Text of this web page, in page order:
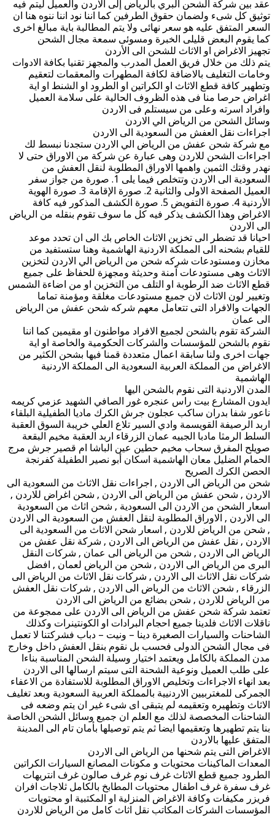
عقد بين شركة الشحن البري بالرياض إلى الاردن والعميل ليتم فيه
توثيق كل شىء ولضمان حقوق الطرفين كما اننا نود اننا ننوه هنا ان
السعر المتفق عليه هو سعر نهائى ولا يتم المطالبة باية مبالغ اخرى
كما يقوم البعض قليلى الخبرة ومسوئى سمعة مجال الشحن
تجهيز الاغراض او الاثاث للشحن الى الأردن
يتم ذلك من خلال فريق العمل المدرب والمجهز تقنيا بكافة الادوات
وخامات التغليف بالاضافة لكافة المطهرات والمعقمات لتعقيم
وتطهير كافة قطع الاثاث او الكراتين او الطرود او الشنط او اية
اغراض حرصا منا فى هذه الظروف الحالية على سلامة العميل
وافراد اسرته وعلى من سيستلم فى الاردن
وسائل الشحن من الرياض الي الاردن
اجراءات نقل العفش من السعودية الى الاردن
مع شركة شحن عفش من الرياض الي الاردن ستجدنا نبسط لك
اجراءات الشحن للاردن وهى عبارة عن شركة من الاوراق حتى لا
نهدر وقتك الثمين واهمها الاوراق المطلوبة لنقل العفش من
السعودية الى الاردن وتتخلص فيما يلى 1. صورة من جواز سفر
العميل الصفحة الاولى والثانية 2. صورة الإقامة 3. صورة الهوية
الأردنية 4. صورة التفويض 5. صورة الكشف المذكور فيه كافة
الاغراض وهذا الكشف يذكر فيه كل ما سوف تقوم بنقله من الرياض
الى الاردن
احيانا قد تضطر الى تخزين الاثاث الخاص بك الى ان تحدد موعد
للقيام بشحنه الى المملكة الاردنية الهاشمية وهنا ستستفيد من
مخازن ومستودعات شركه شحن من الرياض الي الاردن لتخزين
الاثاث وهى مستودعات آمنة وحديثة ومجهزة للحفاظ على جميع
قطع الاثاث ضد الرطوبة او التلف من التخزين او من اضاءة الشمس
وتغيير لون الاثاث لان جميع مستودعات مغلقة ومؤمنة تماما
الجهات والافراد التى تتعامل معهم شركه شحن عفش من الرياض
الى عمان
الشركة تقوم بالشحن لجميع الافراد مواطنون او مقيمين كما اننا
نقوم بالشحن للمؤسسات والشركات الحكومية والخاصة او اية
جهات اخرى ولنا سابقة اعمال متعددة قمنا فيها بشحن الكثير من
الاغراض من المملكة العربية السعودية الى المملكة الاردنية
الهاشمية
المدن الاردنية التى نقوم بالشحن اليها
ايدون المشارع بيت راس عنجره غور الصافي الشهيد عزمي كريمه
ناعور شفا بدران ساكب عجلون جرش الكرك ماديا الطفيلية البلقاء
اربد الرصيفة القويسمة وادي السير تلاع العلي خريبة السوق العقبة
السلط الرمثا مادبا الجبيه عمان الزرقاء اربد العقبة مخيم البقعة
صويلح المفرق سحاب مخيم حطين عين الباشا ام قصير جرش مرج
الحمام الضليل معان الهاشمية اسكان أبو نصير الطفيلة كفرنجة
الحصن الكرك الصريح
شحن من الرياض الى الاردن , اجراءات نقل الاثاث من السعودية الى
الاردن , شحن عفش من الرياض الى الاردن , شحن اغراض للاردن ,
اسعار الشحن من الاردن الى السعودية , شحن اثاث من السعودية
الى الاردن , الاوراق المطلوبة لنقل العفش من السعودية الى الاردن
, شحن من الرياض للاردن , اسعار شحن الاثاث من السعودية الى
الاردن , نقل عفش من الرياض الى الاردن , شركة نقل عفش من
الرياض الى الاردن , شحن من الرياض الى عمان , شركات النقل
البرى من الرياض الى الاردن , شحن من الرياض لعمان , افضل
شركات نقل الاثاث الى الاردن , شركات نقل الاثاث من الرياض الى
الزرقاء , شحن الاثاث من الرياض الى الاردن , شركات نقل العفش
من الرياض للاردن , شحن بضائع من الرياض الى الاردن
تعتمد شركة شحن عفش من الرياض الى الاردن على ممجوعة من
ناقلات الاثاث فلدينا جميع احجام البرادات او الكونتينرات وكذلك
الشاحنات والسيارات الصغيرة دينا – ونيت – دباب فشركتنا لا تعمل
فى مجال الشحن الدولى فحسب بل نقوم بنقل العفش داخل وخارج
مدن المملكة بالكامل ويعتمد اختيار وسيلة الشحن المناسبة بناءا
على طلب العميل ونوعية الشحنة التى سيتم ارسالها الى الاردن
بعد انهاء الاجراءات وتخليص الاوراق المطلوبة للاستفادة من الاعفاء
الجمركى للمغتربيين الاردنيية بالمملكة العربية السعودية وبعد تغليف
الاثاث وتطهيره وتعقيمه لم يتبقى اى شىء غير ان يتم وضعه فى
الشاحنات المخصصة لذلك مع العلم ان جميع وسائل الشحن الخاصة
بنا يتم تطهيرها وتعقيمها ايضا ثم يتم توصيلها بأمان تام الى المدينة
المتفق عليها بالاردن
الاغراض التى يتم شحنها من الرياض الى الاردن
المعدات الماكينات محتويات و مكونات المصانع السيارات الكراتين
الطرود جميع قطع الاثاث غرف نوم غرف صالون غرف انتريهات
غرف سفرة غرف اطفال محتويات المطابخ بالكامل ثلاجات افران
فريزر مكيفات وكافة الاغراض المنزلية او المكتبية او محتويات
المؤسسات الشركات المكاتب نقل اثاث كامل من الرياض للاردن